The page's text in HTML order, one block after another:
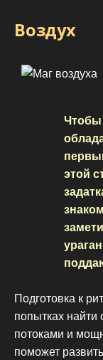
Воздух
Чтобы
этой
Подготовка к
попытках
потоками и
поможет